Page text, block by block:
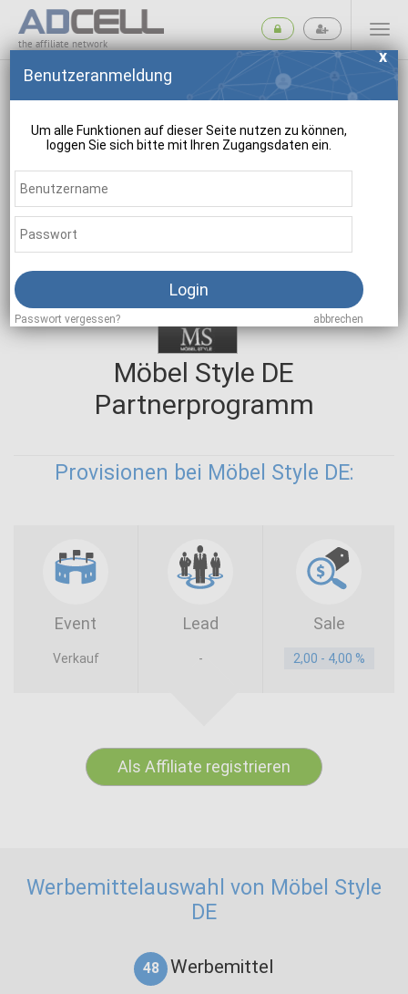
the affiliate network
Möbel Style DE
Partnerprogramm
Provisionen bei Möbel Style DE:
Event Lead Sale
Verkauf - 2,00 - 4,00 %
Als Affiliate registrieren
Werbemittelauswahl von Möbel Style
DE
48 Werbemittel
Benutzeranmeldung
Um alle Funktionen auf dieser Seite nutzen zu können,
loggen Sie sich bitte mit Ihren Zugangsdaten ein.
Login
Passwort vergessen? abbrechen